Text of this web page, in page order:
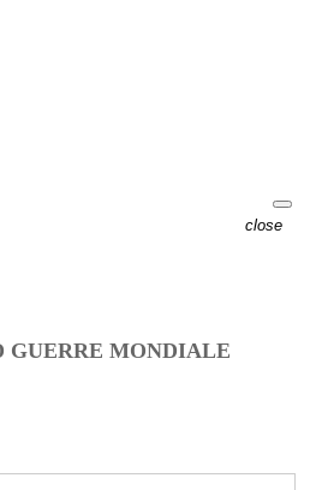
close
GUERRE MONDIALE